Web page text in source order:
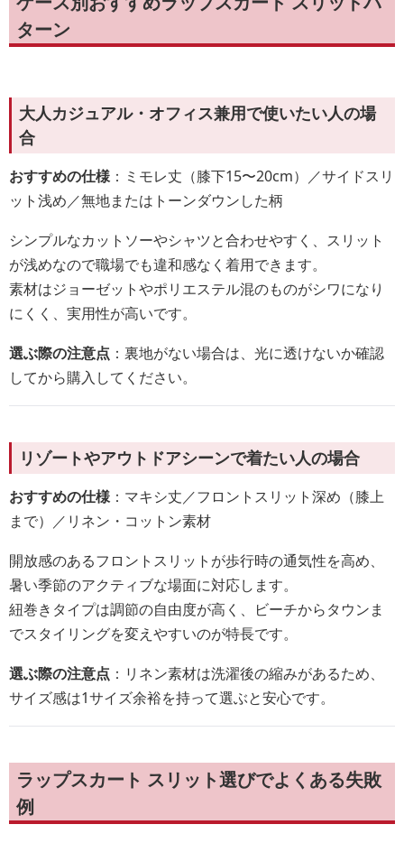
ターン
大人カジュアル・オフィス兼用で使いたい人の場
合
おすすめの仕様：ミモレ丈（膝下15〜20cm）／サイドスリ
ット浅め／無地またはトーンダウンした柄
シンプルなカットソーやシャツと合わせやすく、スリット
が浅めなので職場でも違和感なく着用できます。
素材はジョーゼットやポリエステル混のものがシワになり
にくく、実用性が高いです。
選ぶ際の注意点 ：裏地がない場合は、光に透けないか確認
してから購入してください。
リゾートやアウトドアシーンで着たい人の場合
おすすめの仕様：マキシ丈／フロントスリット深め（膝上
まで）／リネン・コットン素材
開放感のあるフロントスリットが歩行時の通気性を高め、
暑い季節のアクティブな場面に対応します。
紐巻きタイプは調節の自由度が高く、ビーチからタウンま
でスタイリングを変えやすいのが特長です。
選ぶ際の注意点 ：リネン素材は洗濯後の縮みがあるため、
サイズ感は1サイズ余裕を持って選ぶと安心です。
ラップスカート スリット選びでよくある失敗
例